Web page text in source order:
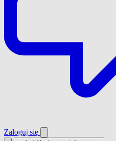
Zaloguj się